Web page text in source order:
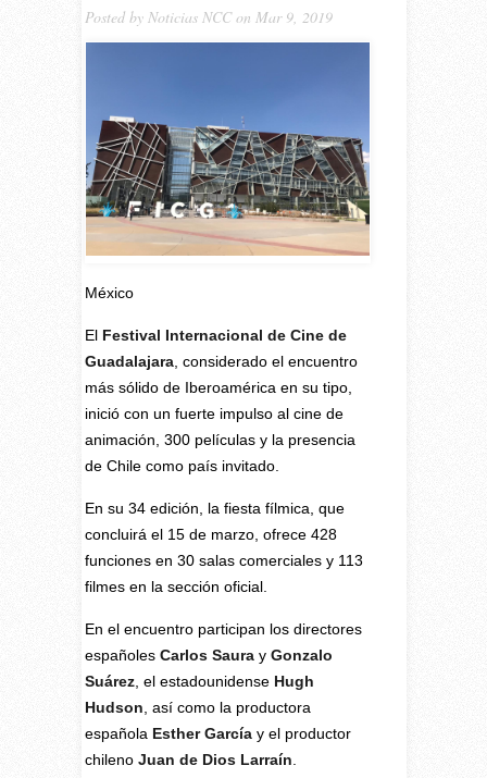
Posted by Noticias NCCon Mar 9, 2019
México
El Festival Internacional de Cine de
Guadalajara, considerado el encuentro
más sólido de Iberoamérica en su tipo,
inició con un fuerte impulso al cine de
animación, 300 películas y la presencia
de Chile como país invitado.
En su 34 edición, la fiesta fílmica, que
concluirá el 15 de marzo, ofrece 428
funciones en 30 salas comerciales y 113
filmes en la sección oficial.
En el encuentro participan los directores
españoles Carlos Saura y Gonzalo
Suárez, el estadounidense Hugh
Hudson , así como la productora
española Esther Garcíay el productor
chileno Juan de Dios Larraín